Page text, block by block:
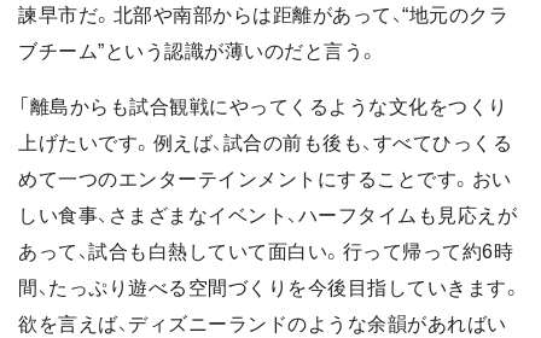
諫早市だ。北部や南部からは距離があって、“地元のクラ
ブチーム”という認識が薄いのだと言う。
「離島からも試合観戦にやってくるような文化をつくり
上げたいです。例えば、試合の前も後も、すべてひっくる
めて一つのエンターテインメントにすることです。おい
しい食事、さまざまなイベント、ハーフタイムも見応えが
あって、試合も白熱していて面白い。行って帰って約6時
間、たっぷり遊べる空間づくりを今後目指していきます。
欲を言えば、ディズニーランドのような余韻があればい